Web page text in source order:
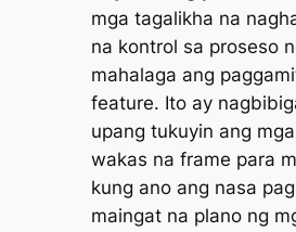
mga tagalikha na
na kontrol sa proseso
mahalaga ang
feature. Ito ay
upang tukuyin ang
wakas na frame para
kung ano ang nasa
maingat na plano ng